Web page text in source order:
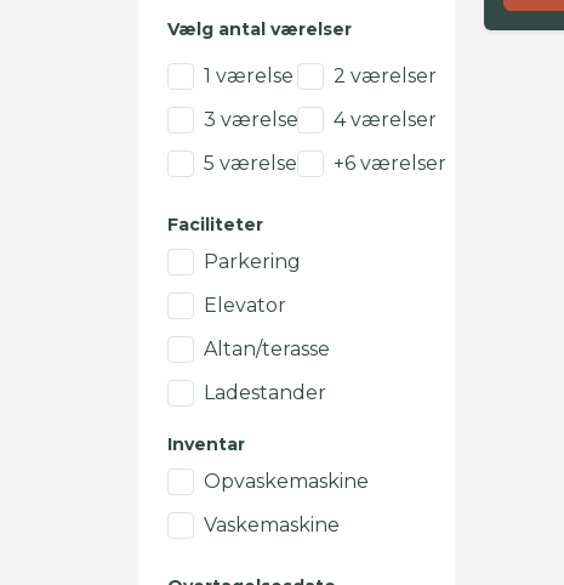
Vælg antal værelser
1 værelse
2 værelser
3 værelser
4 værelser
5 værelser
+6 værelser
Faciliteter
Parkering
Elevator
Altan/terasse
Ladestander
Inventar
Opvaskemaskine
Vaskemaskine